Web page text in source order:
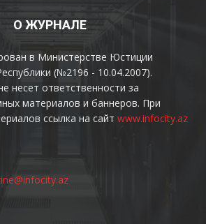
О ЖУРНАЛЕ
в Министерстве Юстиции
(№2196 - 10.04.2007).
несет ответственности за
материалов и баннеров. При
ссылка на сайт www.infocity.az